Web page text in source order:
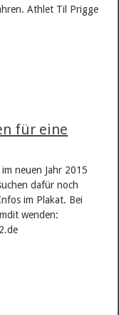
Athlet Til Prigge
für eine
neuen Jahr 2015
dafür noch
im Plakat. Bei
wenden: